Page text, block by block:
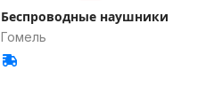
Беспроводные наушники
Гомель